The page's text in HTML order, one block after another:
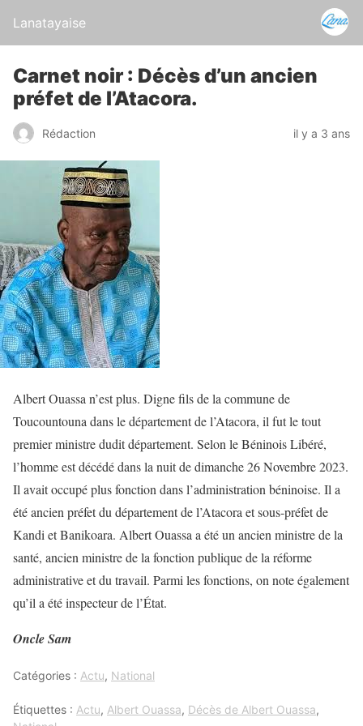
Lanatayaise
Carnet noir : Décès d’un ancien
préfet de l’Atacora.
Rédaction il y a 3 ans
Albert Ouassa n’est plus. Digne fils de la commune de
Toucountouna dans le département de l’Atacora, il fut le tout
premier ministre dudit département. Selon le Béninois Libéré,
l’homme est décédé dans la nuit de dimanche 26 Novembre 2023.
Il avait occupé plus fonction dans l’administration béninoise. Il a
été ancien préfet du département de l’Atacora et sous-préfet de
Kandi et Banikoara. Albert Ouassa a été un ancien ministre de la
santé, ancien ministre de la fonction publique de la réforme
administrative et du travail. Parmi les fonctions, on note également
qu’il a été inspecteur de l’État.
Oncle Sam
Catégories : Actu, National
Étiquettes : Actu, Albert Ouassa, Décès de Albert Ouassa,